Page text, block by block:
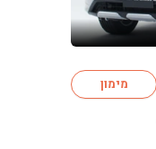
מימון